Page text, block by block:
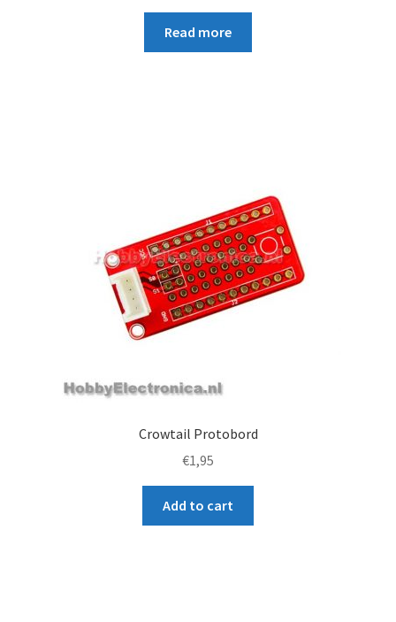
Read more
Crowtail Protobord
€1,95
Add to cart